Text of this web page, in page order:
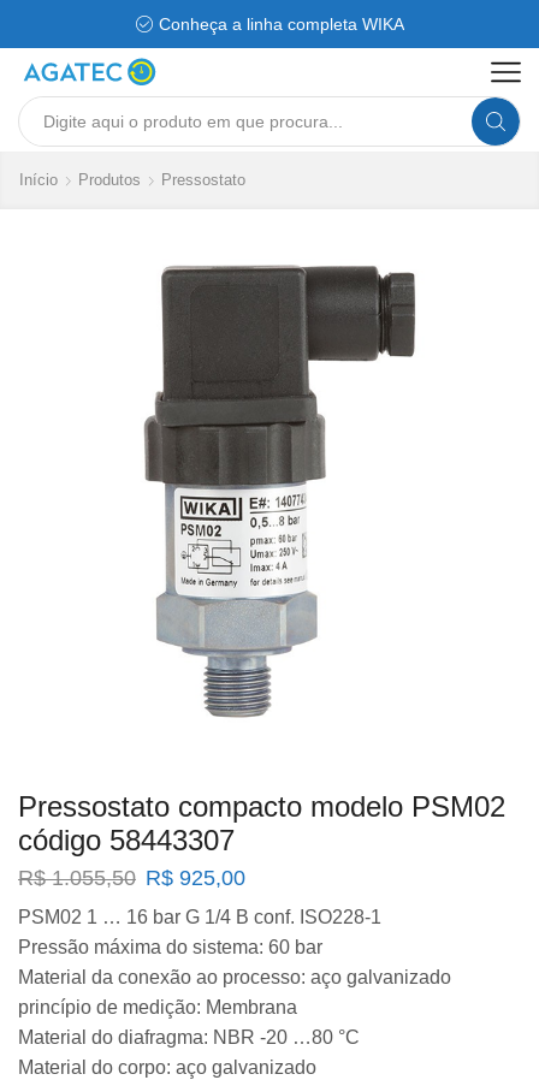
Conheça a linha completa WIKA
Search
Início Produtos Pressostato
Pressostato compacto modelo PSM02
código 58443307
R$1.055,50 O
original
era:
R$ 1.055,50.
R$ 925,00O
atual
é:
R$ 925,00.
PSM02 1 … 16 bar G 1/4 B conf. ISO228-1
Pressão máxima do sistema: 60 bar
Material da conexão ao processo: aço galvanizado
princípio de medição: Membrana
Material do diafragma: NBR -20 …80 °C
Material do corpo: aço galvanizado